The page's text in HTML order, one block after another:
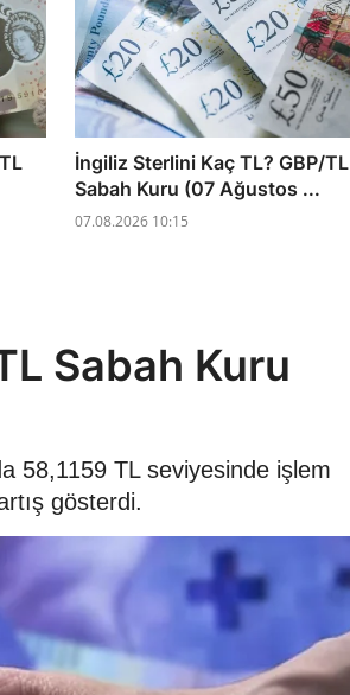
İngiliz Sterlini Kaç TL? GBP/TL
Sabah Kuru (07 Ağustos ...
07.08.2026 10:15
Sabah Kuru
58,1159 TL seviyesinde işlem
gösterdi.